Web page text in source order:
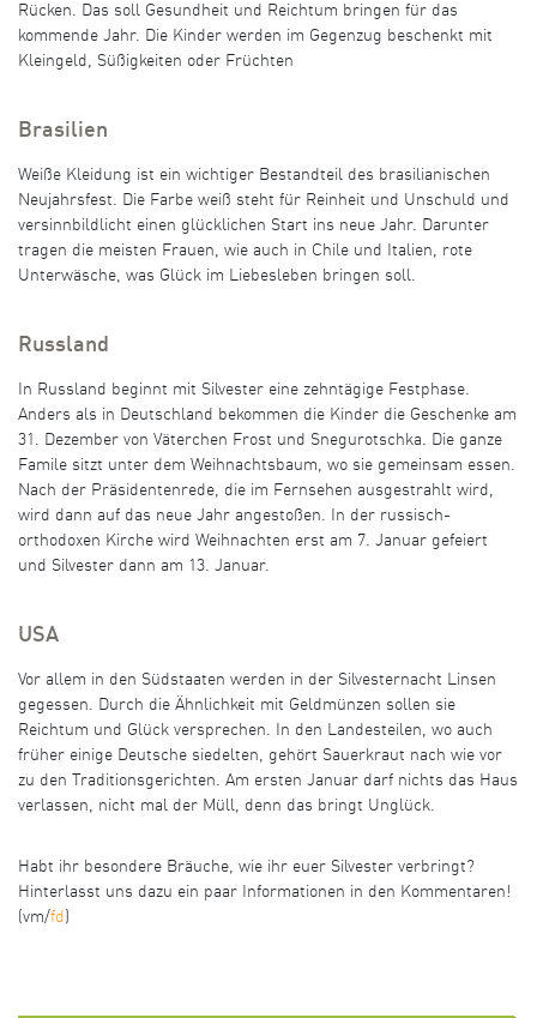
Rücken. Das soll Gesundheit und Reichtum bringen für das
kommende Jahr. Die Kinder werden im Gegenzug beschenkt mit
Kleingeld, Süßigkeiten oder Früchten
Brasilien
Weiße Kleidung ist ein wichtiger Bestandteil des brasilianischen
Neujahrsfest. Die Farbe weiß steht für Reinheit und Unschuld und
versinnbildlicht einen glücklichen Start ins neue Jahr. Darunter
tragen die meisten Frauen, wie auch in Chile und Italien, rote
Unterwäsche, was Glück im Liebesleben bringen soll.
Russland
In Russland beginnt mit Silvester eine zehntägige Festphase.
Anders als in Deutschland bekommen die Kinder die Geschenke am
31. Dezember von Väterchen Frost und Snegurotschka. Die ganze
Famile sitzt unter dem Weihnachtsbaum, wo sie gemeinsam essen.
Nach der Präsidentenrede, die im Fernsehen ausgestrahlt wird,
wird dann auf das neue Jahr angestoßen. In der russisch-
orthodoxen Kirche wird Weihnachten erst am 7. Januar gefeiert
und Silvester dann am 13. Januar.
USA
Vor allem in den Südstaaten werden in der Silvesternacht Linsen
gegessen. Durch die Ähnlichkeit mit Geldmünzen sollen sie
Reichtum und Glück versprechen. In den Landesteilen, wo auch
früher einige Deutsche siedelten, gehört Sauerkraut nach wie vor
zu den Traditionsgerichten. Am ersten Januar darf nichts das Haus
verlassen, nicht mal der Müll, denn das bringt Unglück.
Habt ihr besondere Bräuche, wie ihr euer Silvester verbringt?
Hinterlasst uns dazu ein paar Informationen in den Kommentaren!
(vm/fd